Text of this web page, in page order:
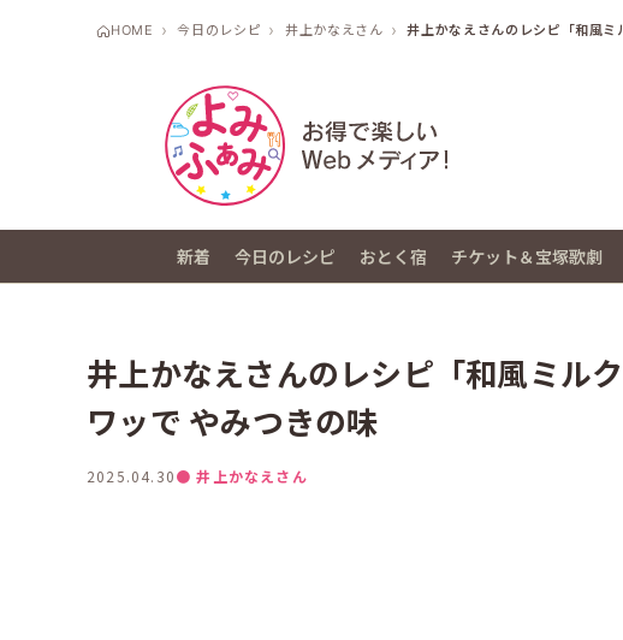
HOME 今日のレシピ 井上かなえさん 井上かなえさんのレシピ「和風ミ
新着 今日のレシピ おとく宿 チケット＆宝塚歌劇
井上かなえさんのレシピ「和風ミル
ワッで やみつきの味
2025.04.30● 井上かなえさん